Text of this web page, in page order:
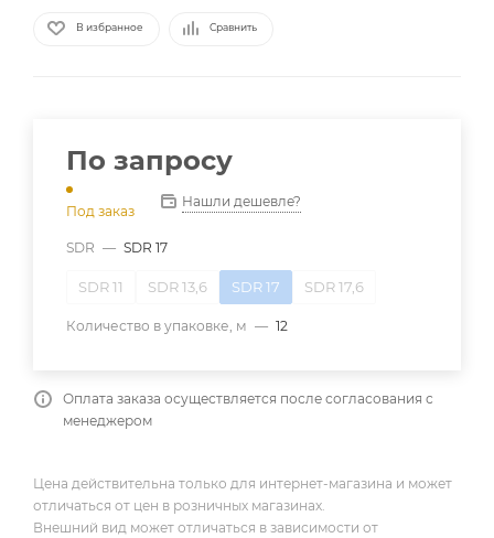
В избранное Сравнить
По запросу
Под заказ
Нашли дешевле?
SDR — SDR 17
SDR 11 SDR 13,6 SDR 17 SDR 17,6
Количество в упаковке, м — 12
Оплата заказа осуществляется после согласования с
менеджером
Цена действительна только для интернет-магазина и может
отличаться от цен в розничных магазинах.
Внешний вид может отличаться в зависимости от